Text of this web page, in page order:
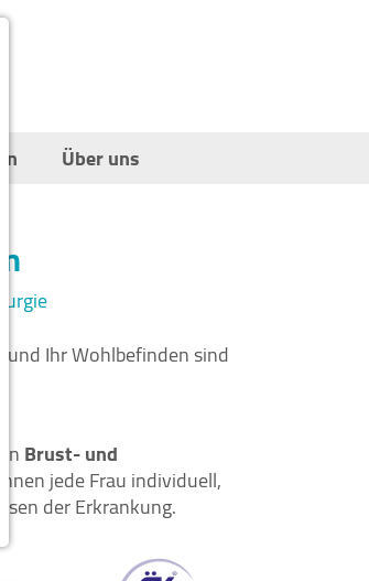
Über uns
und Ihr Wohlbefinden sind
Brust- und
jede Frau individuell,
der Erkrankung.